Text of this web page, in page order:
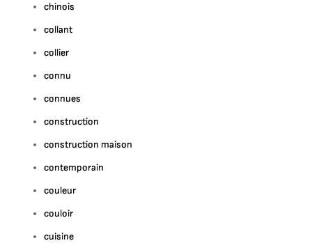
chinois
collant
collier
connu
connues
construction
construction maison
contemporain
couleur
couloir
cuisine